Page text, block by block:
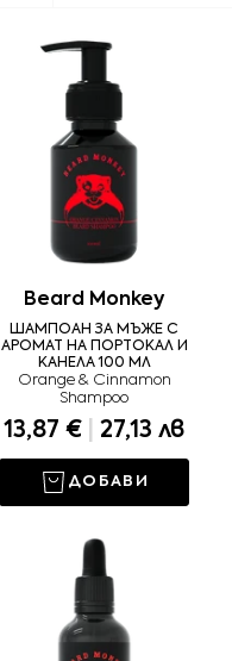
Beard Monkey
ШАМПОАН ЗА МЪЖЕ С
АРОМАТ НА ПОРТОКАЛ И
КАНЕЛА 100 МЛ
Orange & Cinnamon
Shampoo
13,87 € 27,13 лв
ДОБАВИ